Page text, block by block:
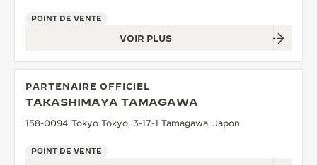
POINT DE VENTE
VOIR PLUS
PARTENAIRE OFFICIEL
TAKASHIMAYA TAMAGAWA
158-0094 Tokyo Tokyo, 3-17-1 Tamagawa, Japon
POINT DE VENTE